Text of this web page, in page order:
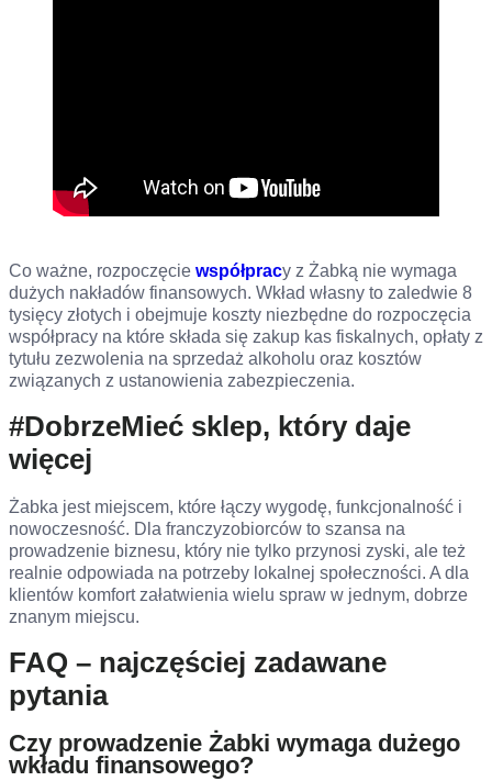
Co ważne, rozpoczęcie współpracy z Żabką nie wymaga
dużych nakładów finansowych. Wkład własny to zaledwie 8
tysięcy złotych i obejmuje koszty niezbędne do rozpoczęcia
współpracy na które składa się zakup kas fiskalnych, opłaty z
tytułu zezwolenia na sprzedaż alkoholu oraz kosztów
związanych z ustanowienia zabezpieczenia.
#DobrzeMieć sklep, który daje
więcej
Żabka jest miejscem, które łączy wygodę, funkcjonalność i
nowoczesność. Dla franczyzobiorców to szansa na
prowadzenie biznesu, który nie tylko przynosi zyski, ale też
realnie odpowiada na potrzeby lokalnej społeczności. A dla
klientów komfort załatwienia wielu spraw w jednym, dobrze
znanym miejscu.
FAQ – najczęściej zadawane
pytania
Czy prowadzenie Żabki wymaga dużego
wkładu finansowego?